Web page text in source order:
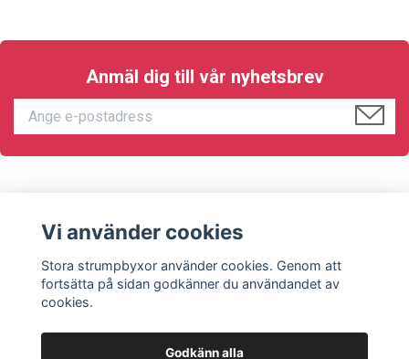
Anmäl dig till vår nyhetsbrev
Sociala medier
Vi använder cookies
Stora strumpbyxor använder cookies. Genom att
fortsätta på sidan godkänner du användandet av
cookies.
Godkänn alla